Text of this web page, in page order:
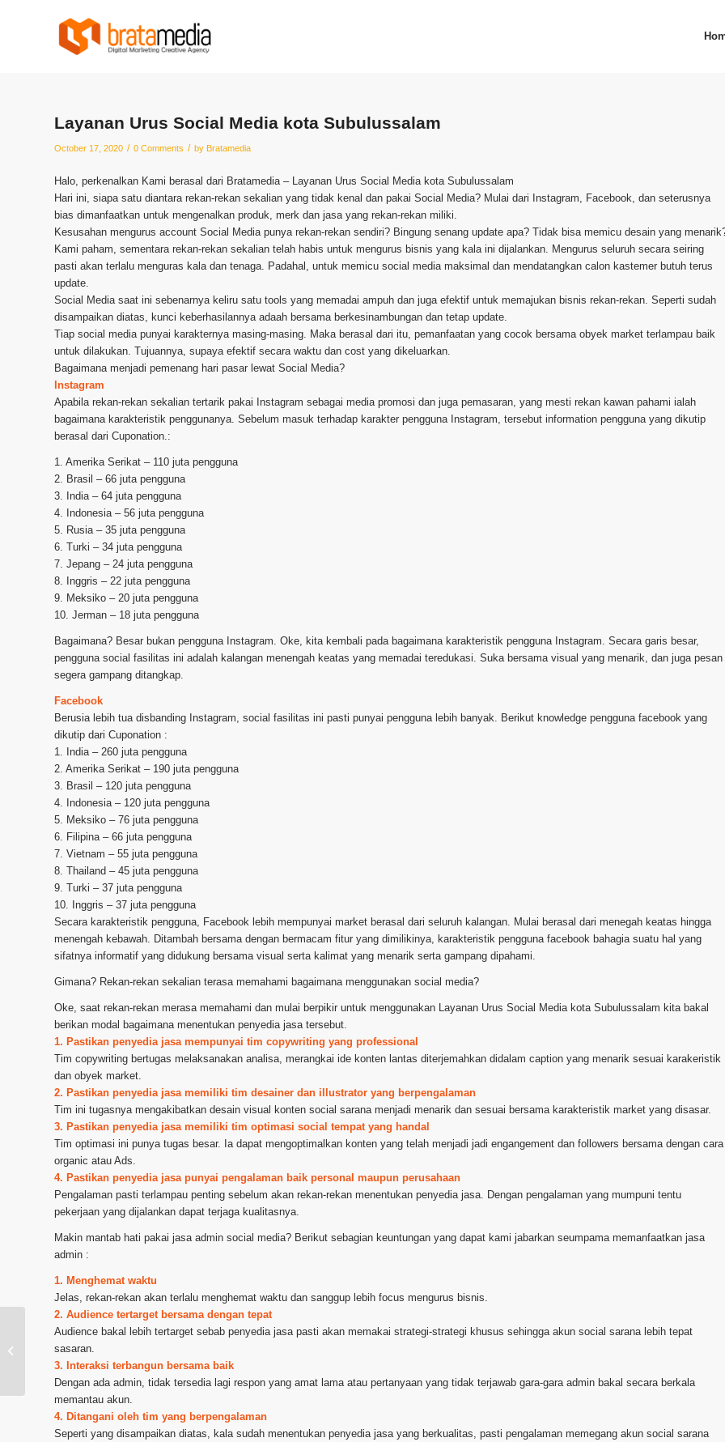
Layanan Urus Social Media kota Subulussalam
October 17, 2020 / 0 Comments / by Bratamedia
Halo, perkenalkan Kami berasal dari Bratamedia – Layanan Urus Social Media kota Subulussalam
Hari ini, siapa satu diantara rekan-rekan sekalian yang tidak kenal dan pakai Social Media? Mulai dari Instagram, Facebook, dan seterusnya
bias dimanfaatkan untuk mengenalkan produk, merk dan jasa yang rekan-rekan miliki.
Kesusahan mengurus account Social Media punya rekan-rekan sendiri? Bingung senang update apa? Tidak bisa memicu desain yang
Kami paham, sementara rekan-rekan sekalian telah habis untuk mengurus bisnis yang kala ini dijalankan. Mengurus seluruh secara seiring
pasti akan terlalu menguras kala dan tenaga. Padahal, untuk memicu social media maksimal dan mendatangkan calon kastemer butuh terus
update.
Social Media saat ini sebenarnya keliru satu tools yang memadai ampuh dan juga efektif untuk memajukan bisnis rekan-rekan. Seperti sudah
disampaikan diatas, kunci keberhasilannya adaah bersama berkesinambungan dan tetap update.
Tiap social media punyai karakternya masing-masing. Maka berasal dari itu, pemanfaatan yang cocok bersama obyek market terlampau baik
untuk dilakukan. Tujuannya, supaya efektif secara waktu dan cost yang dikeluarkan.
Bagaimana menjadi pemenang hari pasar lewat Social Media?
Instagram
Apabila rekan-rekan sekalian tertarik pakai Instagram sebagai media promosi dan juga pemasaran, yang mesti rekan kawan pahami ialah
bagaimana karakteristik penggunanya. Sebelum masuk terhadap karakter pengguna Instagram, tersebut information pengguna yang dikutip
berasal dari Cuponation.:
1. Amerika Serikat – 110 juta pengguna
2. Brasil – 66 juta pengguna
3. India – 64 juta pengguna
4. Indonesia – 56 juta pengguna
5. Rusia – 35 juta pengguna
6. Turki – 34 juta pengguna
7. Jepang – 24 juta pengguna
8. Inggris – 22 juta pengguna
9. Meksiko – 20 juta pengguna
10. Jerman – 18 juta pengguna
Bagaimana? Besar bukan pengguna Instagram. Oke, kita kembali pada bagaimana karakteristik pengguna Instagram. Secara garis besar,
pengguna social fasilitas ini adalah kalangan menengah keatas yang memadai teredukasi. Suka bersama visual yang menarik, dan juga pesan
segera gampang ditangkap.
Facebook
Berusia lebih tua disbanding Instagram, social fasilitas ini pasti punyai pengguna lebih banyak. Berikut knowledge pengguna facebook yang
dikutip dari Cuponation :
1. India – 260 juta pengguna
2. Amerika Serikat – 190 juta pengguna
3. Brasil – 120 juta pengguna
4. Indonesia – 120 juta pengguna
5. Meksiko – 76 juta pengguna
6. Filipina – 66 juta pengguna
7. Vietnam – 55 juta pengguna
8. Thailand – 45 juta pengguna
9. Turki – 37 juta pengguna
10. Inggris – 37 juta pengguna
Secara karakteristik pengguna, Facebook lebih mempunyai market berasal dari seluruh kalangan. Mulai berasal dari menegah keatas hingga
menengah kebawah. Ditambah bersama dengan bermacam fitur yang dimilikinya, karakteristik pengguna facebook bahagia suatu hal yang
sifatnya informatif yang didukung bersama visual serta kalimat yang menarik serta gampang dipahami.
Gimana? Rekan-rekan sekalian terasa memahami bagaimana menggunakan social media?
Oke, saat rekan-rekan merasa memahami dan mulai berpikir untuk menggunakan Layanan Urus Social Media kota Subulussalam kita bakal
berikan modal bagaimana menentukan penyedia jasa tersebut.
1. Pastikan penyedia jasa mempunyai tim copywriting yang professional
Tim copywriting bertugas melaksanakan analisa, merangkai ide konten lantas diterjemahkan didalam caption yang menarik sesuai karakeristik
dan obyek market.
2. Pastikan penyedia jasa memiliki tim desainer dan illustrator yang berpengalaman
Tim ini tugasnya mengakibatkan desain visual konten social sarana menjadi menarik dan sesuai bersama karakteristik market yang disasar.
3. Pastikan penyedia jasa memiliki tim optimasi social tempat yang handal
Tim optimasi ini punya tugas besar. Ia dapat mengoptimalkan konten yang telah menjadi jadi engangement dan followers bersama dengan cara
organic atau Ads.
4. Pastikan penyedia jasa punyai pengalaman baik personal maupun perusahaan
Pengalaman pasti terlampau penting sebelum akan rekan-rekan menentukan penyedia jasa. Dengan pengalaman yang mumpuni tentu
pekerjaan yang dijalankan dapat terjaga kualitasnya.
Makin mantab hati pakai jasa admin social media? Berikut sebagian keuntungan yang dapat kami jabarkan seumpama memanfaatkan jasa
admin :
1. Menghemat waktu
Jelas, rekan-rekan akan terlalu menghemat waktu dan sanggup lebih focus mengurus bisnis.
2. Audience tertarget bersama dengan tepat
Audience bakal lebih tertarget sebab penyedia jasa pasti akan memakai strategi-strategi khusus sehingga akun social sarana lebih tepat
sasaran.
3. Interaksi terbangun bersama baik
Dengan ada admin, tidak tersedia lagi respon yang amat lama atau pertanyaan yang tidak terjawab gara-gara admin bakal secara berkala
memantau akun.
4. Ditangani oleh tim yang berpengalaman
Seperti yang disampaikan diatas, kala sudah menentukan penyedia jasa yang berkualitas, pasti pengalaman memegang akun social sarana
Jasa Admin Facebook di Banjarbaru